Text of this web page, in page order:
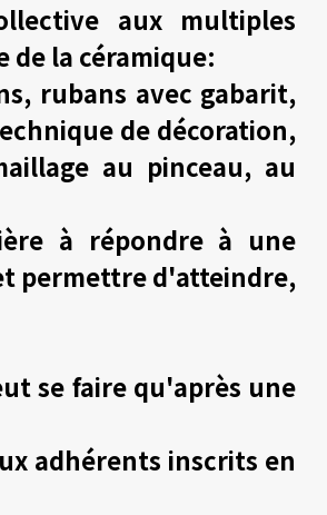
aux multiples
de la céramique:
rubans avec gabarit,
de décoration,
au pinceau, au
à répondre à une
permettre d'atteindre,
se faire qu'après une
adhérents inscrits en